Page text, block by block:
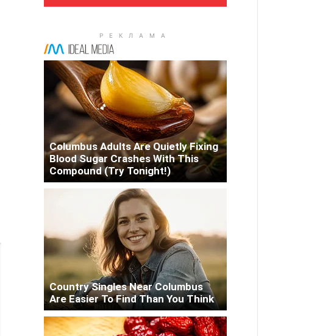
Columbus Adults Are Quietly Fixing
Blood Sugar Crashes With This
Compound (Try Tonight!)
Country Singles Near Columbus
Are Easier To Find Than You Think